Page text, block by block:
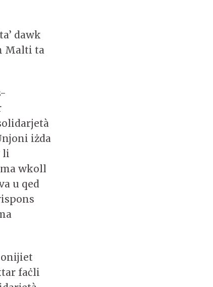
dawk
Malti ta
iżda
li
wkoll
u qed
faċli